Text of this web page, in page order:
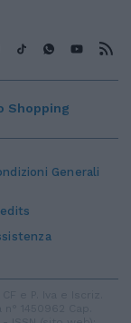
Generali
Shopping